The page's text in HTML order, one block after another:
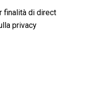
finalità di direct
privacy